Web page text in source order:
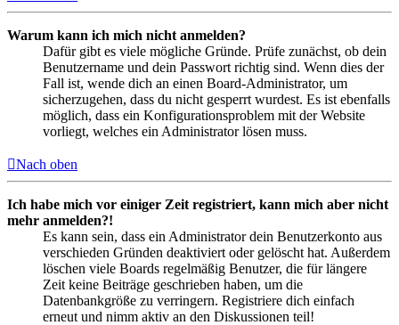
Warum kann ich mich nicht anmelden?
Dafür gibt es viele mögliche Gründe. Prüfe zunächst, ob dein
Benutzername und dein Passwort richtig sind. Wenn dies der
Fall ist, wende dich an einen Board-Administrator, um
sicherzugehen, dass du nicht gesperrt wurdest. Es ist ebenfalls
möglich, dass ein Konfigurationsproblem mit der Website
vorliegt, welches ein Administrator lösen muss.
Nach oben
Ich habe mich vor einiger Zeit registriert, kann mich aber nicht
mehr anmelden?!
Es kann sein, dass ein Administrator dein Benutzerkonto aus
verschieden Gründen deaktiviert oder gelöscht hat. Außerdem
löschen viele Boards regelmäßig Benutzer, die für längere
Zeit keine Beiträge geschrieben haben, um die
Datenbankgröße zu verringern. Registriere dich einfach
erneut und nimm aktiv an den Diskussionen teil!